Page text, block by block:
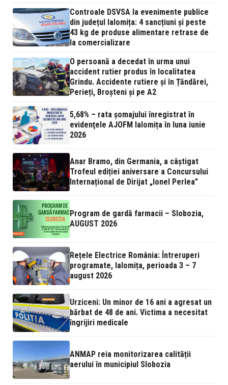
Controale DSVSA la evenimente publice
din județul Ialomița: 4 sancțiuni și peste
43 kg de produse alimentare retrase de
la comercializare
O persoană a decedat în urma unui
accident rutier produs în localitatea
Grindu. Accidente rutiere și în Țăndărei,
Perieți, Broșteni și pe A2
5,68% – rata şomajului înregistrat în
evidenţele AJOFM Ialomița în luna iunie
2026
Anar Bramo, din Germania, a câștigat
Trofeul ediției aniversare a Concursului
Internațional de Dirijat „Ionel Perlea”
Program de gardă farmacii – Slobozia,
AUGUST 2026
Rețele Electrice România: Întreruperi
programate, Ialomița, perioada 3 – 7
august 2026
Urziceni: Un minor de 16 ani a agresat un
bărbat de 48 de ani. Victima a necesitat
îngrijiri medicale
ANMAP reia monitorizarea calității
aerului în municipiul Slobozia